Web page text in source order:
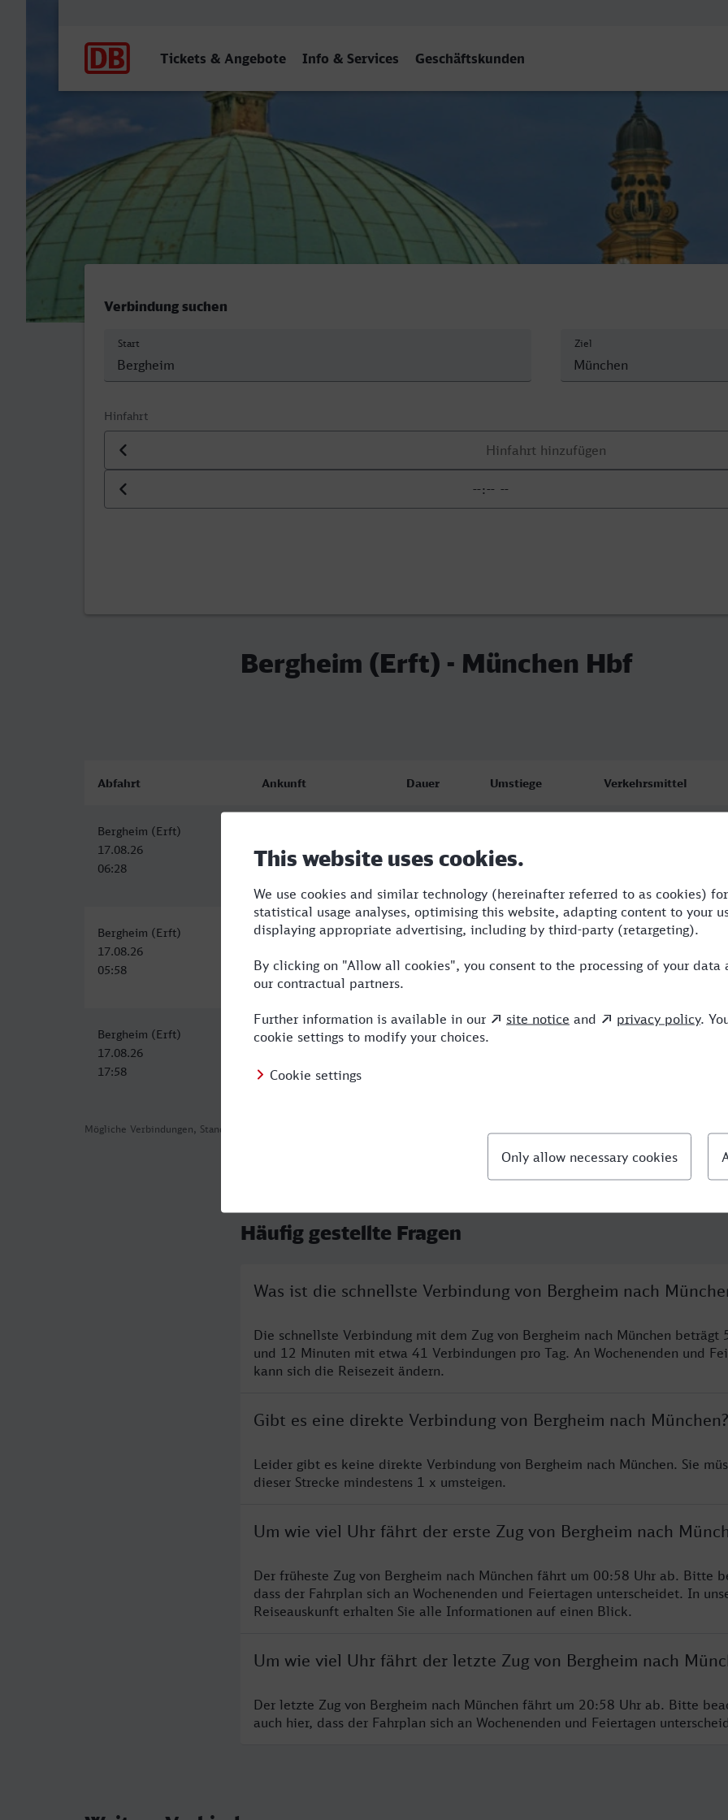
Tickets & Angebote Info & Services Geschäftskunden
Bergheim (Erft) - München Hbf
Verbindung suchen
Start Ziel
Hinfahrt
Datum der Hinfahrt
Uhrzeit der Hinfahrt
Bergheim (Erft) - München Hbf
Mögliche Verbindungen, Stand: 2026-08-03 17:44
Abfahrt Ankunft Dauer Umstiege Verkehrsmittel
Bergheim (Erft)
17.08.26
06:28
17.08.26
11:40
Bergheim (Erft)
17.08.26
05:58
München Hbf
11:12
5:14 1 RB,ICE
Bergheim (Erft)
17.08.26
17:58
München Hbf
23:15
5:17
Häufig gestellte Fragen
Was ist die schnellste Verbindung von Bergheim nach
Die schnellste Verbindung mit dem Zug von Bergheim nach München beträgt
und 12 Minuten mit etwa 41 Verbindungen pro Tag. An Wochenenden und
kann sich die Reisezeit ändern.
Gibt es eine direkte Verbindung von Bergheim nach München?
Leider gibt es keine direkte Verbindung von Bergheim nach München. Sie
dieser Strecke mindestens 1 x umsteigen.
Um wie viel Uhr fährt der erste Zug von Bergheim nach
Der früheste Zug von Bergheim nach München fährt um 00:58 Uhr ab. Bitte
dass der Fahrplan sich an Wochenenden und Feiertagen unterscheidet. In
Reiseauskunft erhalten Sie alle Informationen auf einen Blick.
Um wie viel Uhr fährt der letzte Zug von Bergheim nach
Der letzte Zug von Bergheim nach München fährt um 20:58 Uhr ab. Bitte
auch hier, dass der Fahrplan sich an Wochenenden und Feiertagen